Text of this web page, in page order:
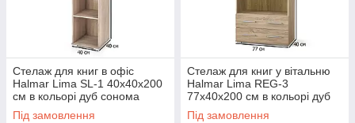
Стелаж для книг в офіс
Halmar Lima SL-1 40х40х200
см в кольорі дуб сонома
Під замовлення
Стелаж для книг у вітальню
Halmar Lima REG-3
77х40х200 см в кольорі дуб
сонома
Під замовлення